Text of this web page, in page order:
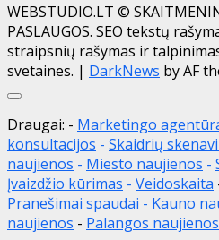
WEBSTUDIO.LT ©
PASLAUGOS. SEO tekstų
straipsnių rašymas ir
svetaines. | DarkNews by AF
Close
Draugai: - Marketingo
konsultacijos - Skaidrių
naujienos - Miesto naujienos -
Įvaizdžio kūrimas - Veidoskaita
Pranešimai spaudai - Kauno
naujienos - Palangos naujienos